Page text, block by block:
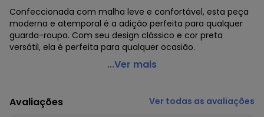
Confeccionada com malha leve e confortável, esta peça
moderna e atemporal é a adição perfeita para qualquer
guarda-roupa. Com seu design clássico e cor preta
versátil, ela é perfeita para qualquer ocasião.
Marguerite - Blusa Preta Muscle Tee em Malha de
Código do produto: 3741134
Modelagem: Solta
...Ver mais
Avaliações Ver todas as avaliações